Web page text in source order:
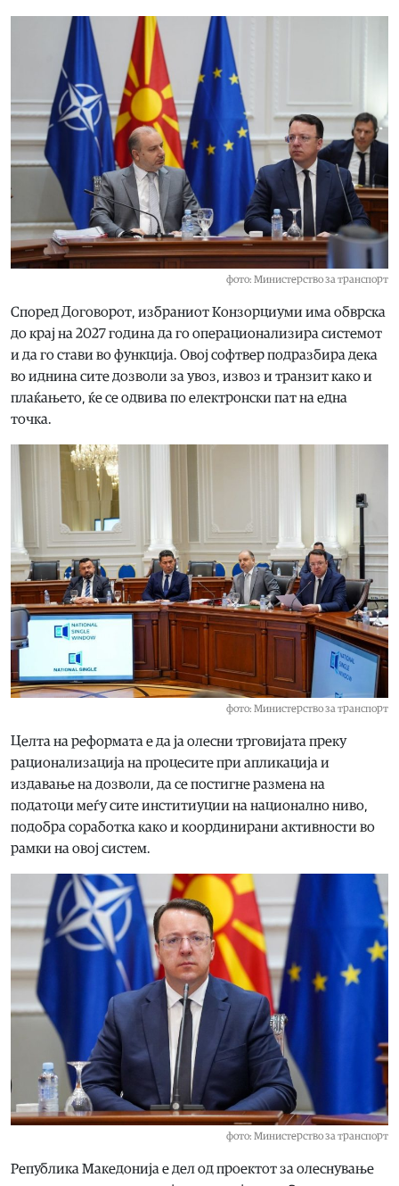
фото: Министерство за транспорт
Според Договорот, избраниот Конзорциуми има обврска
до крај на 2027 година да го операционализира системот
и да го стави во функција. Овој софтвер подразбира дека
во иднина сите дозволи за увоз, извоз и транзит како и
плаќањето, ќе се одвива по електронски пат на една
точка.
фото: Министерство за транспорт
Целта на реформата е да ја олесни трговијата преку
рационализација на процесите при апликација и
издавање на дозволи, да се постигне размена на
податоци меѓу сите инститиуции на национално ниво,
подобра соработка како и координирани активности во
рамки на овој систем.
фото: Министерство за транспорт
Република Македонија е дел од проектот за олеснување